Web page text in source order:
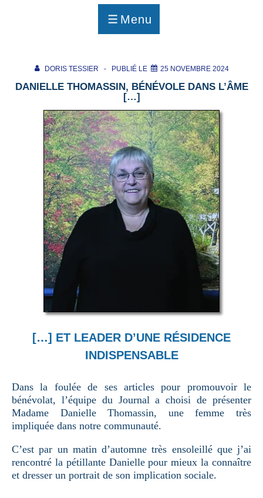
Menu
MENU
DORIS TESSIER PUBLIÉ LE 25 NOVEMBRE 2024
DANIELLE THOMASSIN, BÉNÉVOLE DANS L’ÂME
[…]
[…] ET LEADER D’UNE RÉSIDENCE
INDISPENSABLE
Dans la foulée de ses articles pour promouvoir le
bénévolat, l’équipe du Journal a choisi de présenter
Madame Danielle Thomassin, une femme très
impliquée dans notre communauté.
C’est par un matin d’automne très ensoleillé que j’ai
rencontré la pétillante Danielle pour mieux la connaître
et dresser un portrait de son implication sociale.